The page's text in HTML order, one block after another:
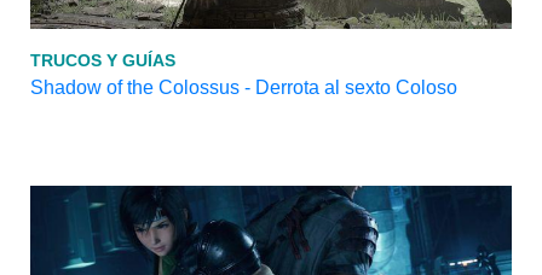
TRUCOS Y GUÍAS
Shadow of the Colossus - Derrota al sexto Coloso